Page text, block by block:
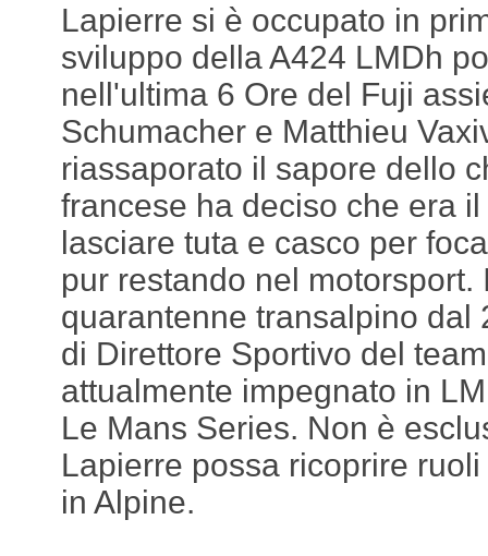
Lapierre si è occupato in
sviluppo della A424 LMDh
nell'ultima 6 Ore del Fuji
Schumacher e Matthieu
riassaporato il sapore dello
francese ha deciso che era
lasciare tuta e casco per
pur restando nel motorsport.
quarantenne transalpino dal
di Direttore Sportivo del
attualmente impegnato in
Le Mans Series. Non è
Lapierre possa ricoprire
in Alpine.